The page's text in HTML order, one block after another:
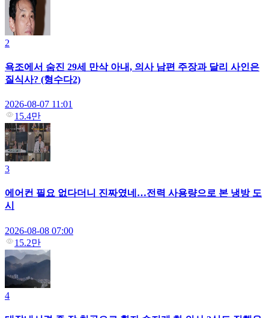
2
욕조에서 숨진 29세 만삭 아내, 의사 남편 주장과 달리 사인은
질식사? (형수다2)
2026-08-07 11:01
15.4만
3
에어컨 필요 없다더니 진짜였네…전력 사용량으로 본 냉방 도
시
2026-08-08 07:00
15.2만
4